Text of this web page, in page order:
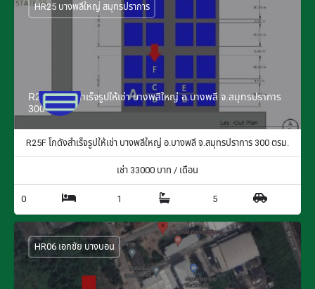
R25F โกดังสำเร็จรูปให้เช่า บางพลีใหญ่ อ.บางพลี จ.สมุทรปราการ
300 ตรม.
HR25 บางพลีใหญ่ สมุทรปราการ
R25F โกดังสำเร็จรูปให้เช่า บางพลีใหญ่ อ.บางพลี จ.สมุทรปราการ 300 ตรม.
เช่า 33000 บาท / เดือน
0 1 5
HR06 เอกชัย บางบอน